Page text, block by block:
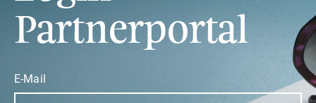
Partnerportal
E-Mail